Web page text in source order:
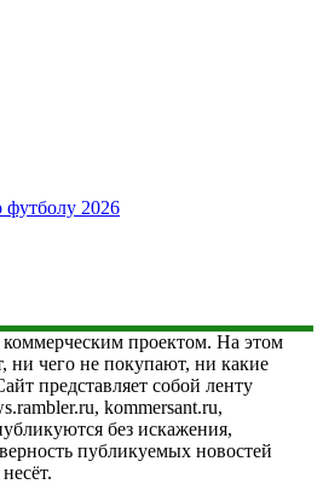
2026
проектом. На этом
ни чего не покупают, ни какие
представляет собой ленту
kommersant.ru,
без искажения,
публикуемых новостей